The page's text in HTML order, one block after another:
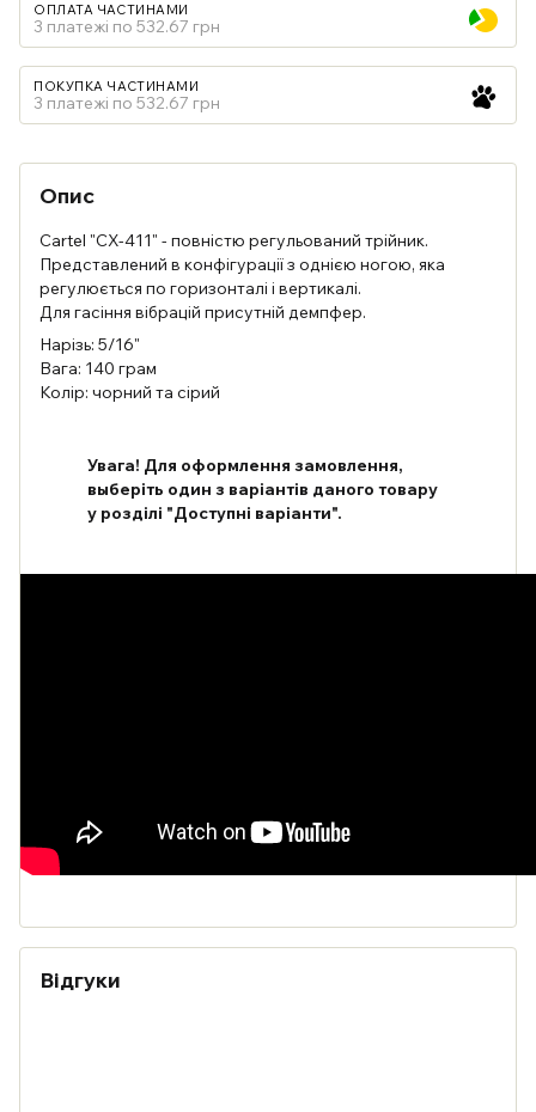
ОПЛАТА ЧАСТИНАМИ
3 платежі по 532.67 грн
ПОКУПКА ЧАСТИНАМИ
3 платежі по 532.67 грн
Опис
Cartel "CX-411" - повністю регульований трійник.
Представлений в конфігурації з однією ногою, яка
регулюється по горизонталі і вертикалі.
Для гасіння вібрацій присутній демпфер.
Нарізь: 5/16"
Вага: 140 грам
Колір: чорний та сірий
Увага! Для оформлення замовлення,
выберіть один з варіантів даного товару
у розділі "Доступні варіанти".
Відгуки